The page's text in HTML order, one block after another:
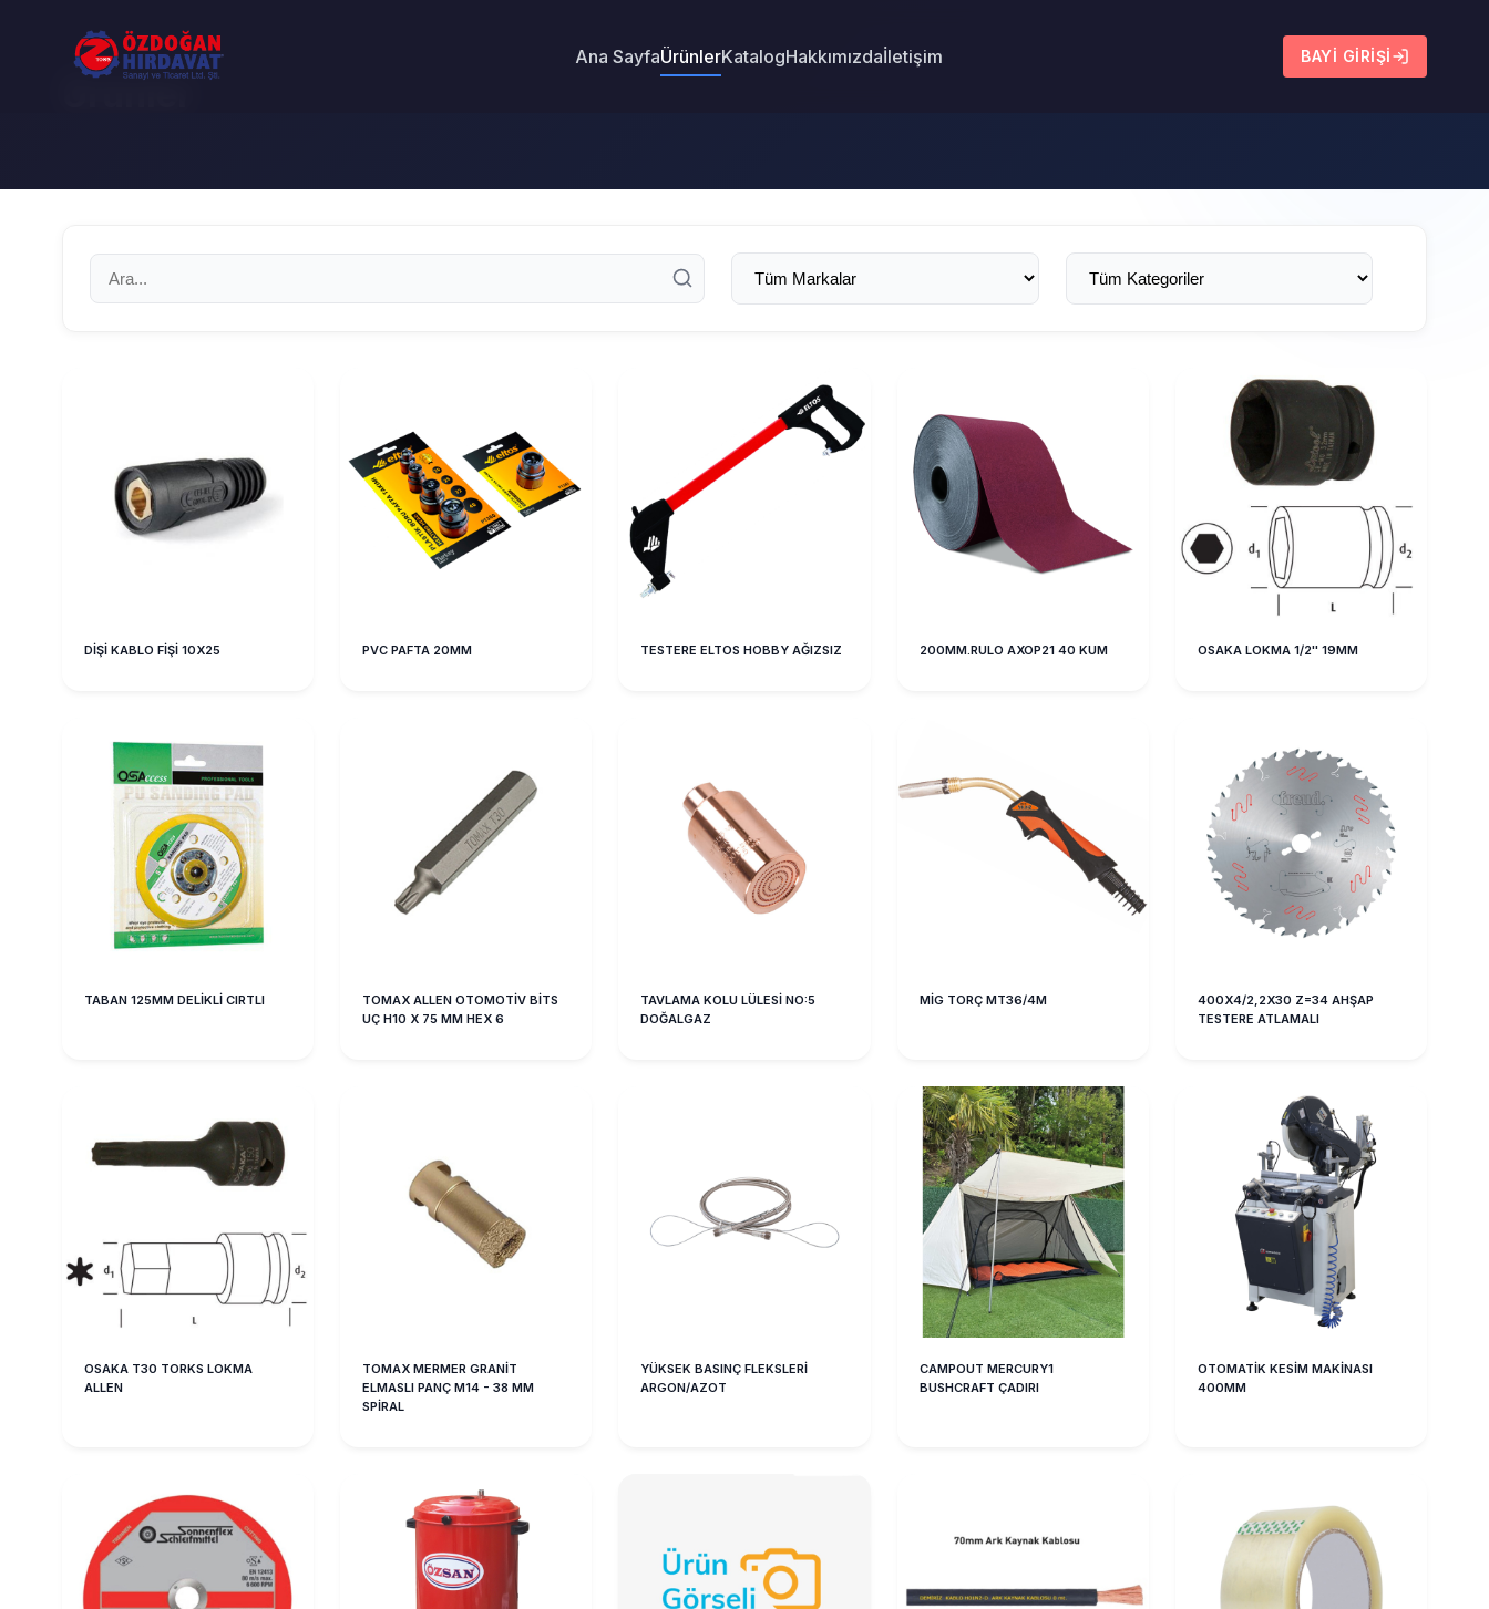
Ana SayfaÜrünlerKatalogHakkımızdaİletişim BAYI GIRIŞI
Ürünler
DİŞİ KABLO FİŞİ 10X25 PVC PAFTA 20MM TESTERE ELTOS HOBBY AĞIZSIZ 200MM.RULO AXOP21 40 KUM OSAKA LOKMA 1/2'' 19MM
TABAN 125MM DELİKLİ CIRTLI
TOMAX ALLEN OTOMOTİV BİTS
UÇ H10 X 75 MM HEX 6
TAVLAMA KOLU LÜLESİ NO:5
DOĞALGAZ
MİG TORÇ MT36/4M
400X4/2,2X30 Z=34 AHŞAP
TESTERE ATLAMALI
OSAKA T30 TORKS LOKMA
ALLEN
TOMAX MERMER GRANİT
ELMASLI PANÇ M14 - 38 MM
SPİRAL
YÜKSEK BASINÇ FLEKSLERİ
ARGON/AZOT
CAMPOUT MERCURY1
BUSHCRAFT ÇADIRI
OTOMATİK KESİM MAKİNASI
400MM